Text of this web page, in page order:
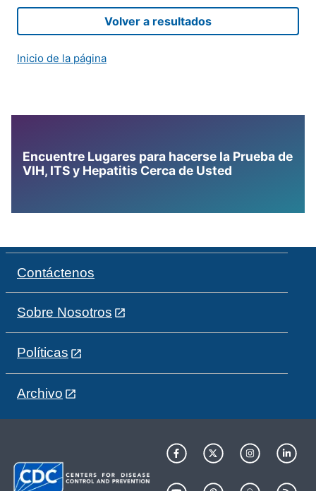
Volver a resultados
Inicio de la página
Encuentre Lugares para hacerse la Prueba de
VIH, ITS y Hepatitis Cerca de Usted
Contáctenos
Sobre Nosotros
Políticas
Archivo